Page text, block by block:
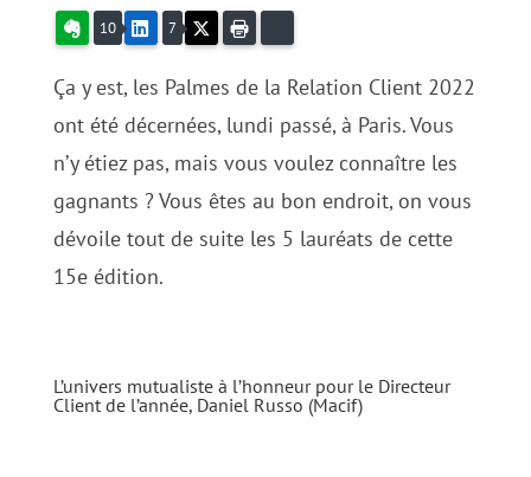
Evernote
10 LinkedIn
7
Ça y est, les Palmes de la Relation Client 2022
ont été décernées, lundi passé, à Paris. Vous
n’y étiez pas, mais vous voulez connaître les
gagnants ? Vous êtes au bon endroit, on vous
dévoile tout de suite les 5 lauréats de cette
15e édition.
L’univers mutualiste à l’honneur pour le Directeur
Client de l’année, Daniel Russo (Macif)